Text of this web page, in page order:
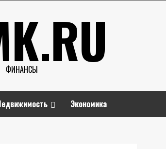
ФИНАНСЫ
Экономика